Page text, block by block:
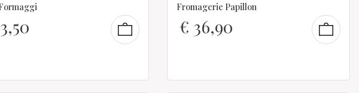
Fromagerie Papillon
€ 36,90